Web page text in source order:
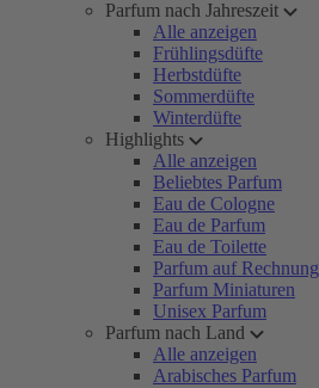
Parfum nach Jahreszeit
Alle anzeigen
Frühlingsdüfte
Herbstdüfte
Sommerdüfte
Winterdüfte
Highlights
Alle anzeigen
Beliebtes Parfum
Eau de Cologne
Eau de Parfum
Eau de Toilette
Parfum auf Rechnung
Parfum Miniaturen
Unisex Parfum
Parfum nach Land
Alle anzeigen
Arabisches Parfum